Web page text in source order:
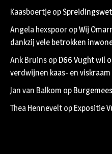
Kaasboertje op
Angela hexspoor opWij
dankzij vele betrokken
Ank Bruins op D66 Vught wil
verdwijnen kaas- en
Jan van Balkom op
Thea Hennevelt op Expositie